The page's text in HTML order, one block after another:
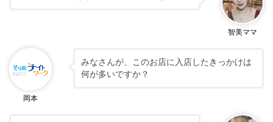
智美ママ
岡本
みなさんが、このお店に入店したきっかけは
何が多いですか？